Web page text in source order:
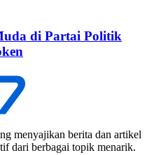
di Partai Politik
menyajikan berita dan artikel
dari berbagai topik menarik.